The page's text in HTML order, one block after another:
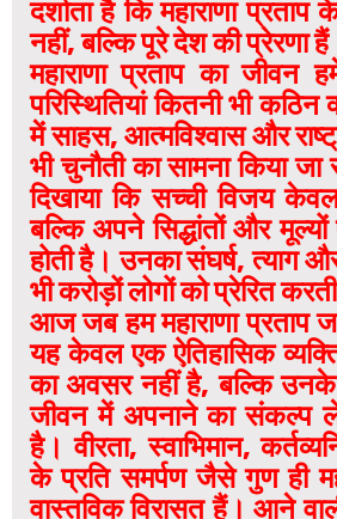
दर्शाता है कि महाराणा
नहीं, बल्कि पूरे देश की प्रेरणा
महाराणा प्रताप का जीवन
परिस्थितियां कितनी भी कठिन
में साहस, आत्मविश्वास और
भी चुनौती का सामना किया
दिखाया कि सच्ची विजय
बल्कि अपने सिद्धांतों और
होती है। उनका संघर्ष, त्याग
भी करोड़ों लोगों को प्रेरित
आज जब हम महाराणा प्रताप
यह केवल एक ऐतिहासिक
का अवसर नहीं है, बल्कि
जीवन में अपनाने का संकल्प
है। वीरता, स्वाभिमान,
के प्रति समर्पण जैसे गुण ही
वास्तविक विरासत हैं। आने